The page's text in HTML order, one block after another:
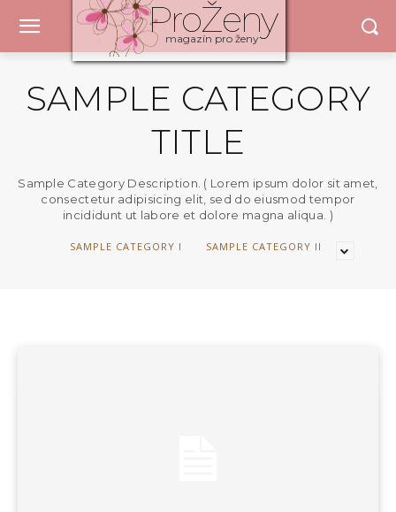
ProŽeny
magazín pro ženy
SAMPLE CATEGORY
TITLE
Sample Category Description. ( Lorem ipsum dolor sit amet,
consectetur adipisicing elit, sed do eiusmod tempor
incididunt ut labore et dolore magna aliqua. )
SAMPLE CATEGORY I SAMPLE CATEGORY II